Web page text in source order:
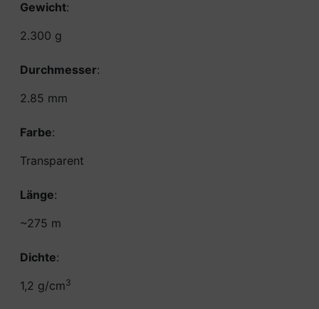
Gewicht:
2.300 g
Durchmesser:
2.85 mm
Farbe:
Transparent
Länge:
~275 m
Dichte:
1,2 g/cm3